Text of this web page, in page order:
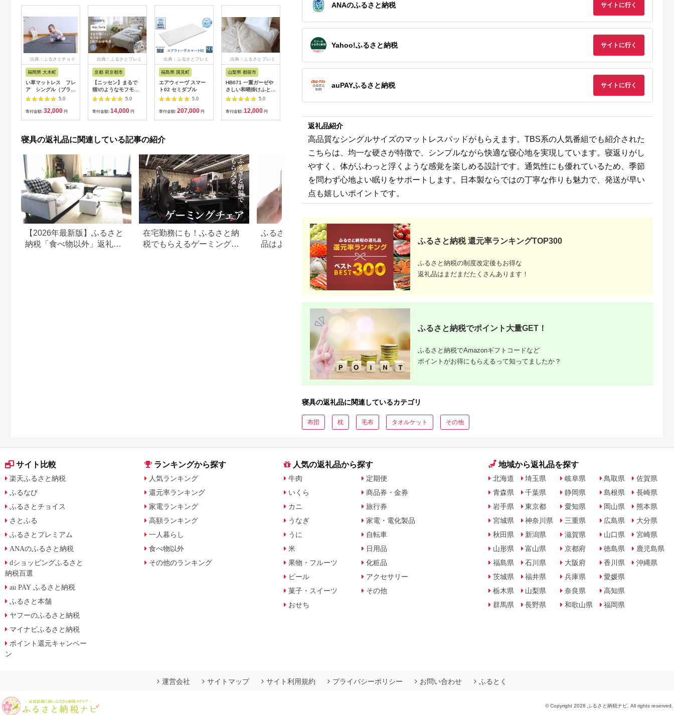
出典：ふるさとチョイ
福岡県 大木町
い草マットレス フレ
ア シングル（ブラッ
ク） AA323
5.0
寄付金額: 32,000 円
出典：ふるさとプレミ
京都 府京都市
【ニッセン】まるで
猫!のようなモフモフ2
枚合わせ毛布(猫Feel)
シングル ロシアンブ
ルー(グレー系)［ 京都
お取り寄せ 通販 送料
無料 ふるさと納税 ］
5.0
寄付金額: 14,000 円
出典：ふるさとプレミ
福島県 国見町
エアウィーヴ スマー
ト02 セミダブル
5.0
寄付金額: 207,000 円
出典：ふるさとプレミ
山梨県 都留市
HB071 一重ガーゼや
さしい和晒掛けふとん
カバー シングルサイ
ズ ブラウン
5.0
寄付金額: 12,000 円
【スピード発送】スピ
ードライガーゼバスタ
カ） G2038
【ふるさと納税】 高
反発 寝具 ブレスエア
ックSD」 近江化成工
近江市 AA02 高反発
える 抗菌 防臭 腰痛
眠 寝姿勢サポート 三
かめ
ズ
ーカーブクッション
ン クーファン Cカー
ち運び ベッドインベ
すすめ
ホテル仕様羽毛布団
＜クイーン＞プレミ
ムガーゼ掛け布団カ
ー カラー:パールホ
ワイト 抗菌防臭加
寝具の返礼品に関連している記事の紹介
【2026年最新版】ふるさと
納税「食べ物以外」返礼品
在宅勤務にも！ふるさと納
税でもらえるゲーミングチ
ふるさと納税、「この返礼
品はよかった！」～家電口
【2026年最新】ふるさと納
税の枕おすすめ返礼品ラン
キング｜寄付額・素材別に
厳選
ANAのふるさと納税 サイトに行く
Yahoo!ふるさと納税 サイトに行く
auPAYふるさと納税 サイトに行く
返礼品紹介
高品質なシングルサイズのマットレスパッドがもらえます。TBS系の人気番組でも紹介された
こちらは、均一な硬さが特徴で、シンプルながら快適な寝心地を実現しています。寝返りがし
やすく、体がふわっと浮くような感覚を楽しめる設計です。通気性にも優れているため、季節
を問わず心地よい眠りをサポートします。日本製ならではの丁寧な作りも魅力で、発送が早い
点も嬉しいポイントです。
ふるさと納税 還元率ランキングTOP300
ふるさと納税の制度改定後もお得な
返礼品はまだまだたくさんあります！
ふるさと納税でポイント大量GET！
ふるさと納税でAmazonギフトコードなど
ポイントがお得にもらえるって知ってましたか？
寝具の返礼品に関連しているカテゴリ
布団 枕 毛布 タオルケット その他
サイト比較
楽天ふるさと納税
ふるなび
ふるさとチョイス
さとふる
ふるさとプレミアム
ANAのふるさと納税
dショッピングふるさと
納税百選
au PAY ふるさと納税
ふるさと本舗
ヤフーのふるさと納税
マイナビふるさと納税
ポイント還元キャンペー
ン
ランキングから探す
人気ランキング
還元率ランキング
家電ランキング
高額ランキング
一人暮らし
食べ物以外
その他のランキング
人気の返礼品から探す
牛肉
いくら
カニ
うなぎ
うに
米
果物・フルーツ
ビール
菓子・スイーツ
おせち
定期便
商品券・金券
旅行券
家電・電化製品
自転車
日用品
化粧品
アクセサリー
その他
地域から返礼品を探す
北海道
青森県
岩手県
宮城県
秋田県
山形県
福島県
茨城県
栃木県
群馬県
埼玉県
千葉県
東京都
神奈川県
新潟県
富山県
石川県
福井県
山梨県
長野県
岐阜県
静岡県
愛知県
三重県
滋賀県
京都府
大阪府
兵庫県
奈良県
和歌山県
鳥取県
島根県
岡山県
広島県
山口県
徳島県
香川県
愛媛県
高知県
福岡県
佐賀県
長崎県
熊本県
大分県
宮崎県
鹿児島県
沖縄県
運営会社 サイトマップ サイト利用規約 プライバシーポリシー お問い合わせ ふるとく
© Copyright 2026 ふるさと納税ナビ. All rights reserved.